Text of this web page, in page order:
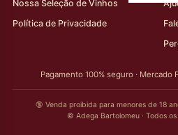
Nossa Seleção de Vinhos
Política de Privacidade
Pagamento 100% seguro · Mercado
🔞 Venda proibida para menores de 18
© Adega Bartolomeu · Todos